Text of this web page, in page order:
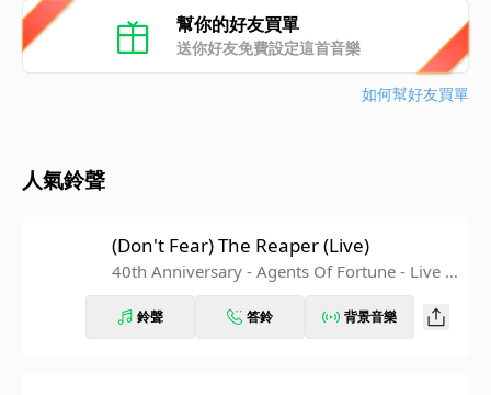
幫你的好友買單
送你好友免費設定這首音樂
如何幫好友買單
人氣鈴聲
(Don't Fear) The Reaper (Live)
40th Anniversary - Agents Of Fortune - Live 2
鈴聲 答鈴 背景音樂